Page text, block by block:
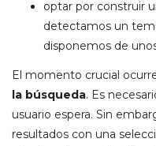
optar por construir
detectamos un
disponemos de
El momento crucial
la búsqueda. Es
usuario espera. Sin
resultados con una